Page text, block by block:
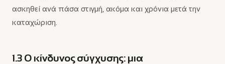
ασκηθεί ανά πάσα στιγμή, ακόμα και χρόνια μετά την
καταχώριση.
1.3 Ο κίνδυνος σύγχυσης: μια